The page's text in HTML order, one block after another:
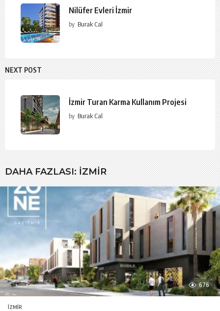
Nilüfer Evleri İzmir
by Burak Cal
NEXT POST
İzmir Turan Karma Kullanım Projesi
by Burak Cal
DAHA FAZLASI:İZMIR
676
İZMIR